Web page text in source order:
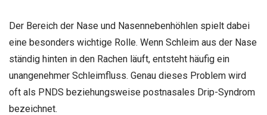
Der Bereich der Nase und Nasennebenhöhlen spielt dabei
eine besonders wichtige Rolle. Wenn Schleim aus der Nase
ständig hinten in den Rachen läuft, entsteht häufig ein
unangenehmer Schleimfluss. Genau dieses Problem wird
oft als PNDS beziehungsweise postnasales Drip-Syndrom
bezeichnet.